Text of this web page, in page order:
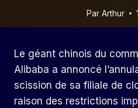
Par Arthur
Le géant chinois du
Alibaba a annoncé
scission de sa filiale de
raison des restrictions